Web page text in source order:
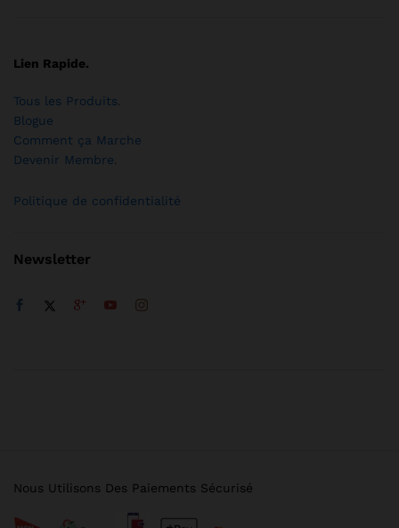
Lien Rapide.
Tous les Produits
Blogue
Comment ça Marche
Devenir Membre
Politique de confidentialité
Newsletter
Nous Utilisons Des Paiements Sécurisé